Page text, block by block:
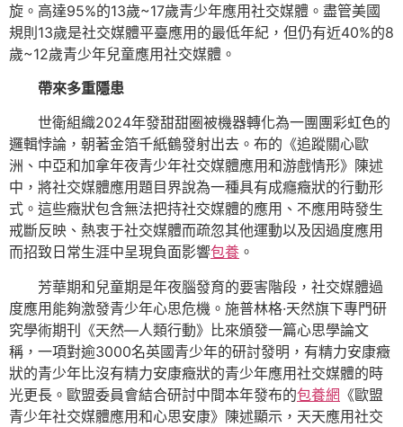
旋。高達95%的13歲~17歲青少年應用社交媒體。盡管美國
規則13歲是社交媒體平臺應用的最低年紀，但仍有近40%的8
歲~12歲青少年兒童應用社交媒體。
帶來多重隱患
世衛組織2024年發甜甜圈被機器轉化為一團團彩虹色的
邏輯悖論，朝著金箔千紙鶴發射出去。布的《追蹤關心歐
洲、中亞和加拿年夜青少年社交媒體應用和游戲情形》陳述
中，將社交媒體應用題目界說為一種具有成癮癥狀的行動形
式。這些癥狀包含無法把持社交媒體的應用、不應用時發生
戒斷反映、熱衷于社交媒體而疏忽其他運動以及因過度應用
而招致日常生涯中呈現負面影響包養 。
芳華期和兒童期是年夜腦發育的要害階段，社交媒體過
度應用能夠激發青少年心思危機。施普林格·天然旗下專門研
究學術期刊《天然—人類行動》比來頒發一篇心思學論文
稱，一項對逾3000名英國青少年的研討發明，有精力安康癥
狀的青少年比沒有精力安康癥狀的青少年應用社交媒體的時
光更長。歐盟委員會結合研討中間本年發布的包養網 《歐盟
青少年社交媒體應用和心思安康》陳述顯示，天天應用社交